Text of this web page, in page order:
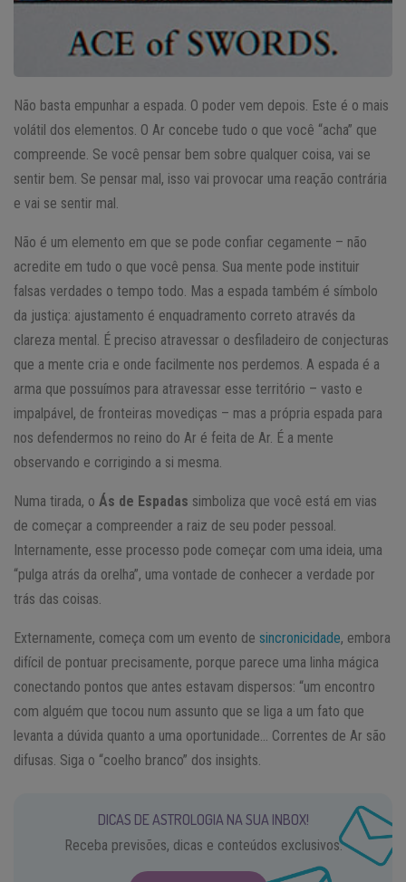
Não basta empunhar a espada. O poder vem depois. Este é o mais
volátil dos elementos. O Ar concebe tudo o que você “acha” que
compreende. Se você pensar bem sobre qualquer coisa, vai se
sentir bem. Se pensar mal, isso vai provocar uma reação contrária
e vai se sentir mal.
Não é um elemento em que se pode confiar cegamente – não
acredite em tudo o que você pensa. Sua mente pode instituir
falsas verdades o tempo todo. Mas a espada também é símbolo
da justiça: ajustamento é enquadramento correto através da
clareza mental. É preciso atravessar o desfiladeiro de conjecturas
que a mente cria e onde facilmente nos perdemos. A espada é a
arma que possuímos para atravessar esse território – vasto e
impalpável, de fronteiras movediças – mas a própria espada para
nos defendermos no reino do Ar é feita de Ar. É a mente
observando e corrigindo a si mesma.
Numa tirada, o Ás de Espadas simboliza que você está em vias
de começar a compreender a raiz de seu poder pessoal.
Internamente, esse processo pode começar com uma ideia, uma
“pulga atrás da orelha”, uma vontade de conhecer a verdade por
trás das coisas.
Externamente, começa com um evento de sincronicidade, embora
difícil de pontuar precisamente, porque parece uma linha mágica
conectando pontos que antes estavam dispersos: “um encontro
com alguém que tocou num assunto que se liga a um fato que
levanta a dúvida quanto a uma oportunidade… Correntes de Ar são
difusas. Siga o “coelho branco” dos insights.
DICAS DE ASTROLOGIA NA SUA INBOX!
Receba previsões, dicas e conteúdos exclusivos.